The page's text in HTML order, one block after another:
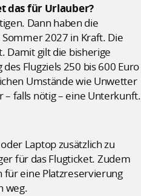
das für Urlauber?
Dann haben die
2027 in Kraft. Die
Damit gilt die bisherige
Flugziels 250 bis 600 Euro
Umstände wie Unwetter
falls nötig – eine Unterkunft.
Laptop zusätzlich zu
für das Flugticket. Zudem
für eine Platzreservierung
weg.